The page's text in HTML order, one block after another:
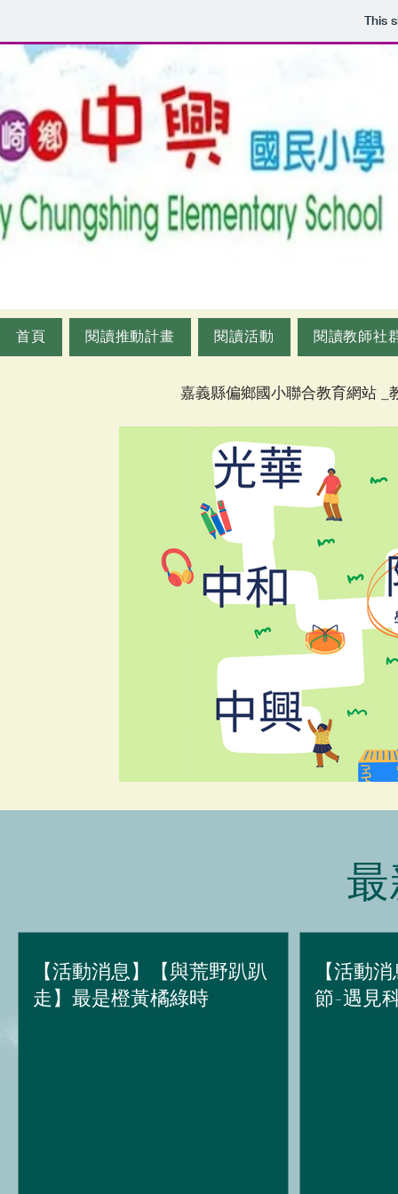
This
首頁 閱讀推動計畫 閱讀活動 閱讀教師社
嘉義縣偏鄉國小聯合教育網站 _
【活動消息】【與荒野趴趴
走】最是橙黃橘綠時
【活動
節-遇見